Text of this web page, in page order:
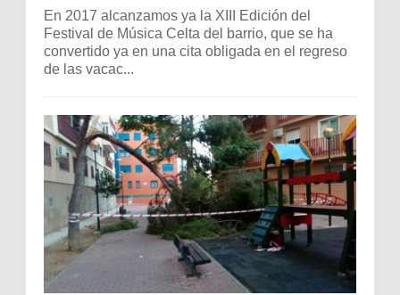
En 2017 alcanzamos ya la XIII Edición del
Festival de Música Celta del barrio, que se ha
convertido ya en una cita obligada en el regreso
de las vacac...